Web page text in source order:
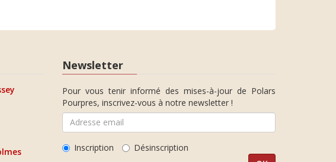
Newsletter
Pour vous tenir informé des mises-à-jour de Polars
Pourpres, inscrivez-vous à notre newsletter !
Inscription Désinscription